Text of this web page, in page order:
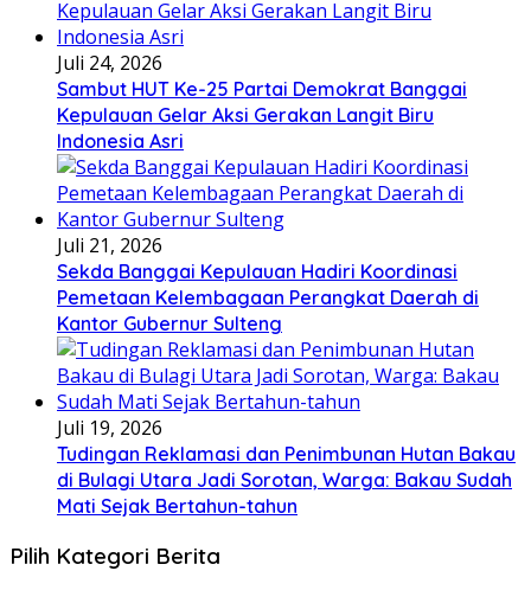
Juli 24, 2026
Sambut HUT Ke-25 Partai Demokrat Banggai
Kepulauan Gelar Aksi Gerakan Langit Biru
Indonesia Asri
Juli 21, 2026
Sekda Banggai Kepulauan Hadiri Koordinasi
Pemetaan Kelembagaan Perangkat Daerah di
Kantor Gubernur Sulteng
Juli 19, 2026
Tudingan Reklamasi dan Penimbunan Hutan Bakau
di Bulagi Utara Jadi Sorotan, Warga: Bakau Sudah
Mati Sejak Bertahun-tahun
Pilih Kategori Berita